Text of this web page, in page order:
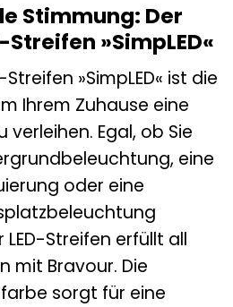
Stimmung: Der
Streifen »SimpLED«
Streifen »SimpLED« ist die
Ihrem Zuhause eine
verleihen. Egal, ob Sie
eine
oder eine
Streifen erfüllt all
mit Bravour. Die
sorgt für eine